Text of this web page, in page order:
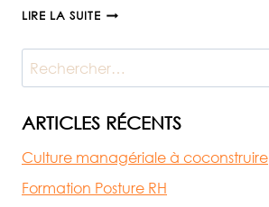
LIRE LA SUITEFESTIVE
NOËL
LPTO
Rechercher :
ARTICLES RÉCENTS
Culture managériale à coconstruire
Formation Posture RH